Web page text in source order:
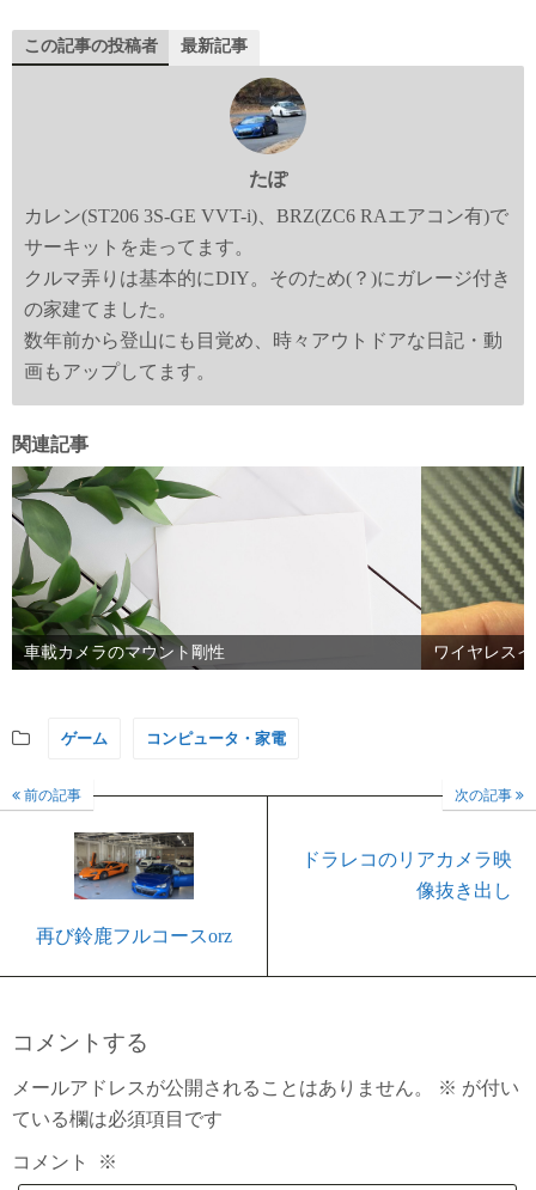
この記事の投稿者 最新記事
たぽ
カレン(ST206 3S-GE VVT-i)、BRZ(ZC6 RAエアコン有)で
サーキットを走ってます。
クルマ弄りは基本的にDIY。そのため(？)にガレージ付き
の家建てました。
数年前から登山にも目覚め、時々アウトドアな日記・動
画もアップしてます。
関連記事
車載カメラのマウント剛性 ワイヤレス
ゲーム コンピュータ・家電
前の記事
再び鈴鹿フルコースorz
次の記事
ドラレコのリアカメラ映
像抜き出し
コメントする
メールアドレスが公開されることはありません。 ※ が付い
ている欄は必須項目です
コメント ※